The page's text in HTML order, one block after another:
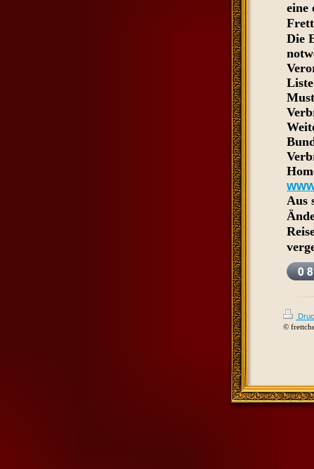
eine
Die
Aus
©